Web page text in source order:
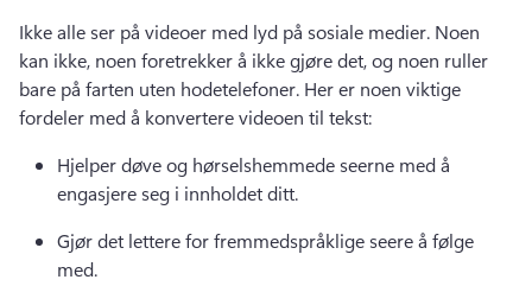
Ikke alle ser på videoer med lyd på sosiale medier. Noen
kan ikke, noen foretrekker å ikke gjøre det, og noen ruller
bare på farten uten hodetelefoner. Her er noen viktige
fordeler med å konvertere videoen til tekst:
Hjelper døve og hørselshemmede seerne med å
engasjere seg i innholdet ditt.
Gjør det lettere for fremmedspråklige seere å følge
med.